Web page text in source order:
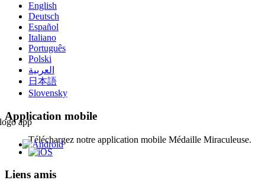
English
Deutsch
Español
Italiano
Português
Polski
العربية
日本語
Slovensky
Application mobile
Téléchargez notre application mobile Médaille Miraculeuse.
Liens amis